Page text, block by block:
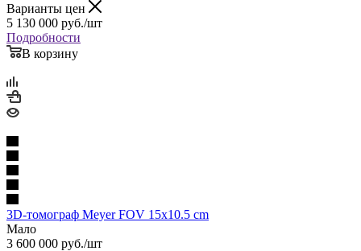
Варианты цен
5 130 000 руб./шт
Подробности
В корзину
3D-томограф Meyer FOV 15x10.5 cm
Мало
3 600 000 руб./шт